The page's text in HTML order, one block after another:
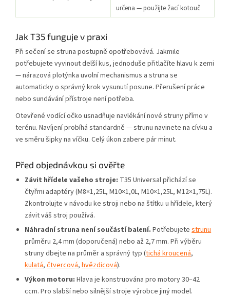
určena — použijte žací kotouč
Jak T35 funguje v praxi
Při sečení se struna postupně opotřebovává. Jakmile
potřebujete vyvinout delší kus, jednoduše přitlačíte hlavu k zemi
— nárazová plotýnka uvolní mechanismus a struna se
automaticky o správný krok vysunutí posune. Přerušení práce
nebo sundávání přístroje není potřeba.
Otevřené vodící očko usnadňuje navlékání nové struny přímo v
terénu. Navíjení probíhá standardně — strunu navinete na cívku a
ve směru šipky na víčku. Celý úkon zabere pár minut.
Před objednávkou si ověřte
Závit hřídele vašeho stroje: T35 Universal přichází se
čtyřmi adaptéry (M8×1,25L, M10×1,0L, M10×1,25L, M12×1,75L).
Zkontrolujte v návodu ke stroji nebo na štítku u hřídele, který
závit váš stroj používá.
Náhradní struna není součástí balení. Potřebujetestrunu
průměru 2,4 mm (doporučená) nebo až 2,7 mm. Při výběru
struny dbejte na průměr a správný typ (tichá kroucená,
kulatá,čtvercová,hvězdicová).
Výkon motoru: Hlava je konstruována pro motory 30–42
ccm. Pro slabší nebo silnější stroje výrobce jiný model.